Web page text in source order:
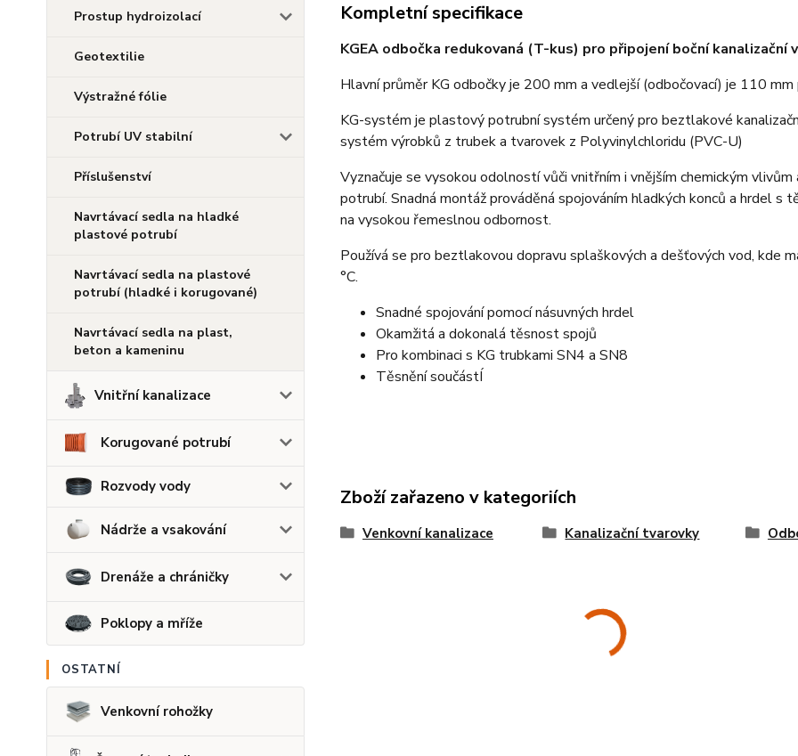
Prostup hydroizolací
Geotextilie
Výstražné fólie
Potrubí UV stabilní
Příslušenství
Navrtávací sedla na hladké
plastové potrubí
Navrtávací sedla na plastové
potrubí (hladké i korugované)
Navrtávací sedla na plast,
beton a kameninu
Vnitřní kanalizace
Korugované potrubí
Rozvody vody
Nádrže a vsakování
Drenáže a chráničky
Poklopy a mříže
OSTATNÍ
Venkovní rohožky
Kompletní specifikace
KGEA odbočka redukovaná (T-kus) pro připojení boční kanalizační
Hlavní průměr KG odbočky je 200 mm a vedlejší (odbočovací) je 110
KG-systém je plastový potrubní systém určený pro beztlakové
systém výrobků z trubek a tvarovek z Polyvinylchloridu (PVC-U)
Vyznačuje se vysokou odolností vůči vnitřním i vnějším chemickým
potrubí. Snadná montáž prováděná spojováním hladkých konců a hrdel s
na vysokou řemeslnou odbornost.
Používá se pro beztlakovou dopravu splaškových a dešťových vod, kde
°C.
Snadné spojování pomocí násuvných hrdel
Okamžitá a dokonalá těsnost spojů
Pro kombinaci s KG trubkami SN4 a SN8
Těsnění součástÍ
Zboží zařazeno v kategoriích
Venkovní kanalizace Kanalizační tvarovky